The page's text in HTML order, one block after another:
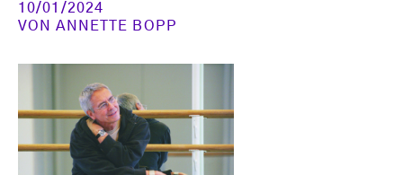
10/01/2024
VONANNETTE BOPP